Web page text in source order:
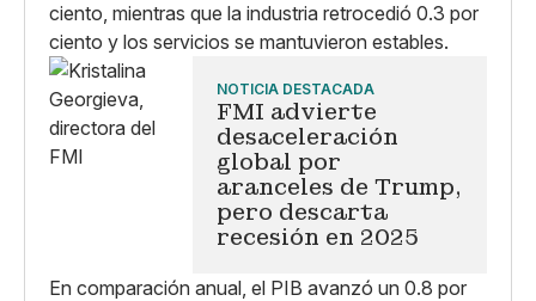
ciento, mientras que la industria retrocedió 0.3 por
ciento y los servicios se mantuvieron estables.
NOTICIA DESTACADA
FMI advierte
desaceleración
global por
aranceles de Trump,
pero descarta
recesión en 2025
En comparación anual, el PIB avanzó un 0.8 por